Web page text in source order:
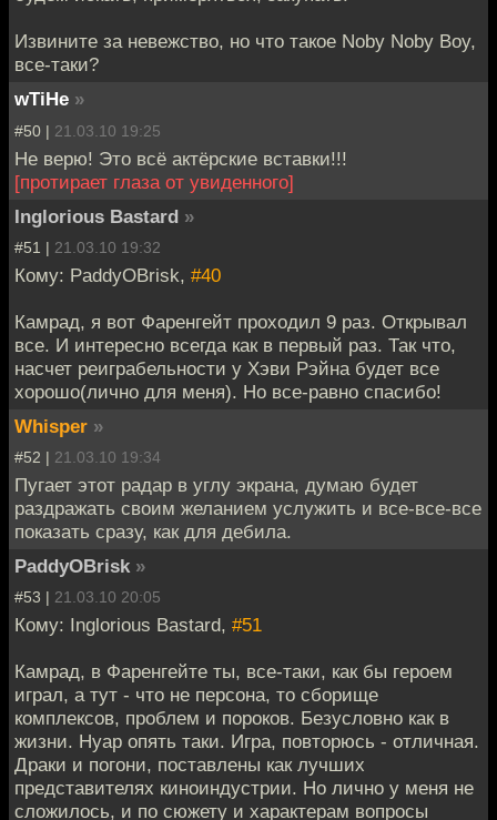
Извините за невежство, но что такое Noby Noby Boy,
все-таки?
wTiHe »
#50 | 21.03.10 19:25
Не верю! Это всё актёрские вставки!!!
[протирает глаза от увиденного]
Inglorious Bastard »
#51 | 21.03.10 19:32
Кому: PaddyOBrisk, #40
Камрад, я вот Фаренгейт проходил 9 раз. Открывал
все. И интересно всегда как в первый раз. Так что,
насчет реиграбельности у Хэви Рэйна будет все
хорошо(лично для меня). Но все-равно спасибо!
Whisper »
#52 | 21.03.10 19:34
Пугает этот радар в углу экрана, думаю будет
раздражать своим желанием услужить и все-все-все
показать сразу, как для дебила.
PaddyOBrisk »
#53 | 21.03.10 20:05
Кому: Inglorious Bastard, #51
Камрад, в Фаренгейте ты, все-таки, как бы героем
играл, а тут - что не персона, то сборище
комплексов, проблем и пороков. Безусловно как в
жизни. Нуар опять таки. Игра, повторюсь - отличная.
Драки и погони, поставлены как лучших
представителях киноиндустрии. Но лично у меня не
сложилось, и по сюжету и характерам вопросы